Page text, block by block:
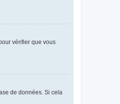
vérifier que vous
de données. Si cela